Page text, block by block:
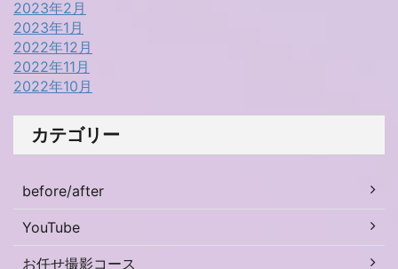
2023年2月
2023年1月
2022年12月
2022年11月
2022年10月
カテゴリー
before/after
YouTube
お任せ撮影コース